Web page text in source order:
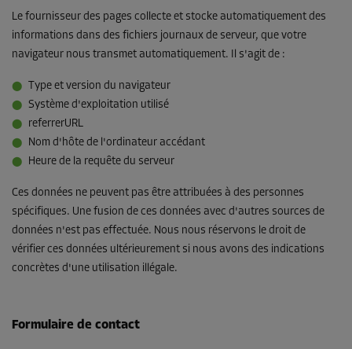
Le fournisseur des pages collecte et stocke automatiquement des
informations dans des fichiers journaux de serveur, que votre
navigateur nous transmet automatiquement. Il s'agit de :
Type et version du navigateur
Système d'exploitation utilisé
referrerURL
Nom d'hôte de l'ordinateur accédant
Heure de la requête du serveur
Ces données ne peuvent pas être attribuées à des personnes
spécifiques. Une fusion de ces données avec d'autres sources de
données n'est pas effectuée. Nous nous réservons le droit de
vérifier ces données ultérieurement si nous avons des indications
concrètes d'une utilisation illégale.
Formulaire de contact